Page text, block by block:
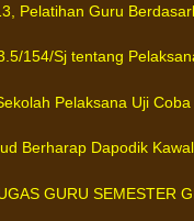
Pelatihan Guru
154/Sj tentang
Pelaksana Uji
Berharap Dapodik
GURU SEMESTER